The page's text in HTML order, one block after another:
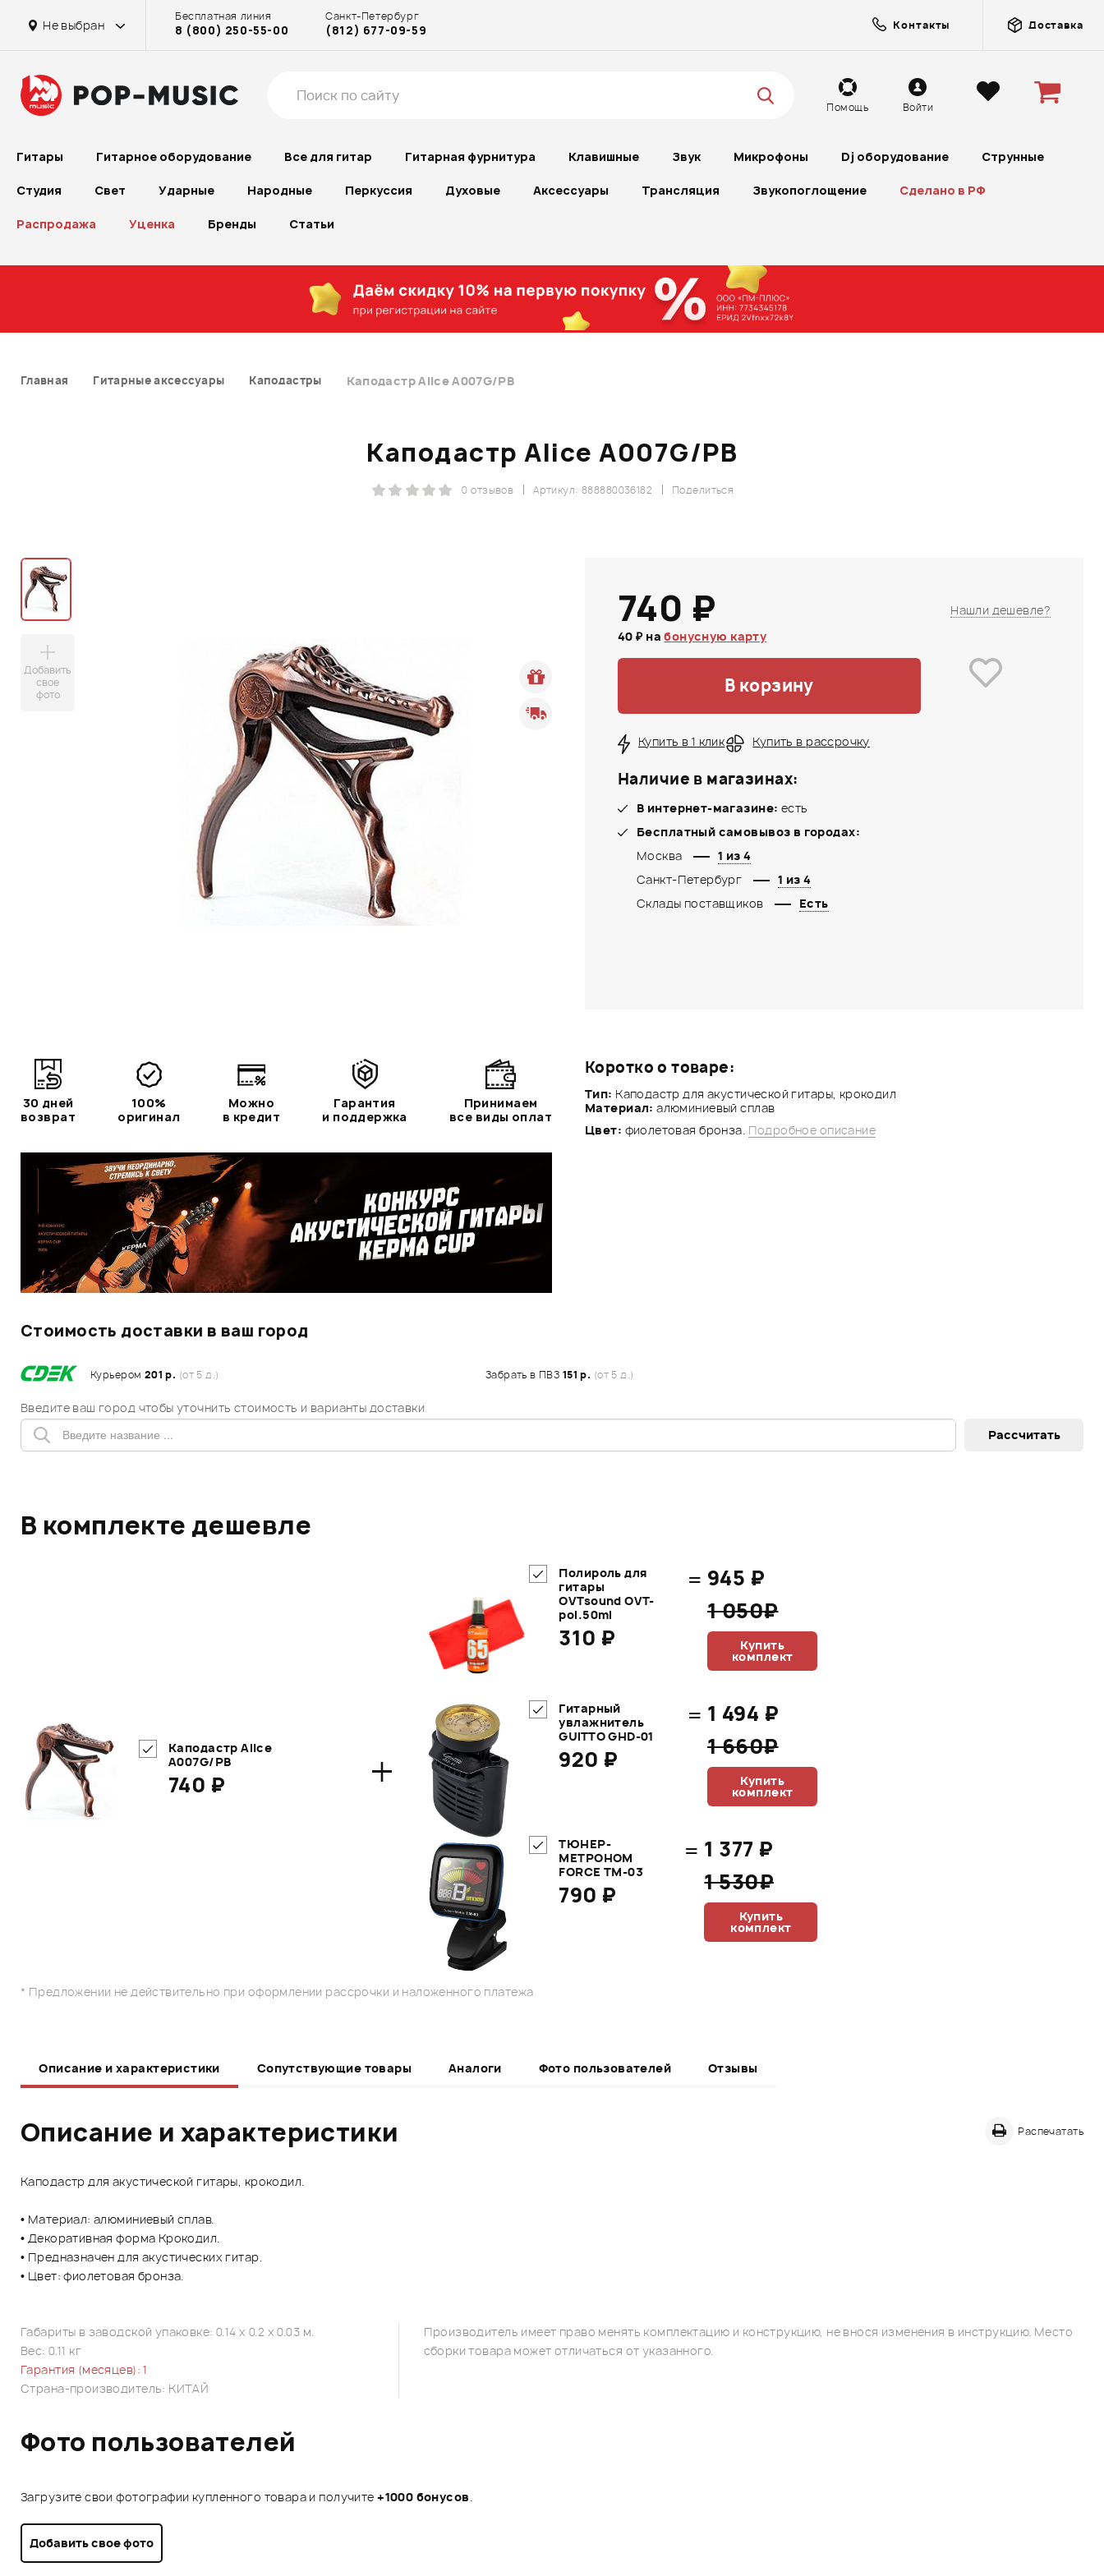
Не выбран
Бесплатная линия
8 (800) 250-55-00
Санкт-Петербург
(812) 677-09-59 Контакты Доставка
Помощь Войти
Гитары Гитарное оборудование Все для гитар Гитарная фурнитура Клавишные Звук Микрофоны Dj оборудование Струнные
Студия Свет Ударные Народные Перкуссия Духовые Аксессуары Трансляция Звукопоглощение Сделано в РФ
Распродажа Уценка Бренды Статьи
Главная Гитарные аксессуары Каподастры Каподастр Alice A007G/PB
Каподастр Alice A007G/PB
Поделиться
Артикул: 888880036182
0 отзывов
Добавить
свое
фото
Коротко о товаре:
Тип: Каподастр для акустической гитары, крокодил
Материал: алюминиевый сплав
Цвет: фиолетовая бронза. Подробное описание
740 ₽
40 ₽ набонусную карту
Нашли дешевле?
В корзину
Купить в 1 клик Купить в рассрочку
Наличие в магазинах:
В интернет-магазине: есть
Бесплатный самовывоз в городах:
Москва
1 из 4
Санкт-Петербург
1 из 4
Склады поставщиков
Есть
30 дней
возврат
100%
оригинал
Можно
в кредит
Гарантия
и поддержка
Принимаем
все виды оплат
Стоимость доставки в ваш город
Курьером 201 р. (от 5 д.) Забрать в ПВЗ 151 р. (от 5 д.)
Введите ваш город чтобы уточнить стоимость и варианты доставки
В комплекте дешевле
Каподастр Alice
A007G/PB
740 ₽ +
Полироль для
гитары
OVTsound OVT-
pol.50ml
310 ₽
= 945 ₽
1 050₽
Купить
комплект
Гитарный
увлажнитель
GUITTO GHD-01
920 ₽
= 1 494 ₽
1 660₽
Купить
комплект
ТЮНЕР-
МЕТРОНОМ
FORCE TM-03
790 ₽
= 1 377 ₽
1 530₽
Купить
комплект
* Предложении не действительно при оформлении рассрочки и наложенного платежа
Описание и характеристики Сопутствующие товары Аналоги Фото пользователей Отзывы
Описание и характеристики Распечатать
Каподастр для акустической гитары, крокодил.
• Материал: алюминиевый сплав.
• Декоративная форма Крокодил.
• Предназначен для акустических гитар.
• Цвет: фиолетовая бронза.
Габариты в заводской упаковке: 0.14 x 0.2 x 0.03 м.
Вес: 0.11 кг
Гарантия (месяцев): 1
Страна-производитель: КИТАЙ
Производитель имеет право менять комплектацию и конструкцию, не внося изменения в инструкцию. Место
сборки товара может отличаться от указанного.
Фото пользователей
Загрузите свои фотографии купленного товара и получите+1000 бонусов.
Добавить свое фото
на Рубинштейна